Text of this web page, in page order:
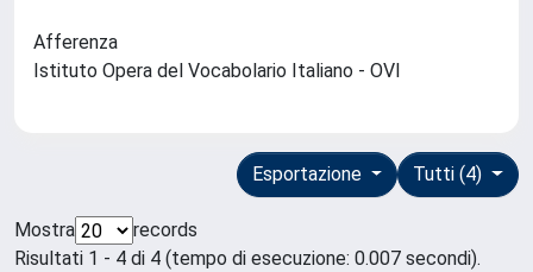
Afferenza
Istituto Opera del Vocabolario Italiano - OVI
Tutti (4)
Esportazione
Mostra
records
Risultati 1 - 4 di 4 (tempo di esecuzione: 0.007 secondi).